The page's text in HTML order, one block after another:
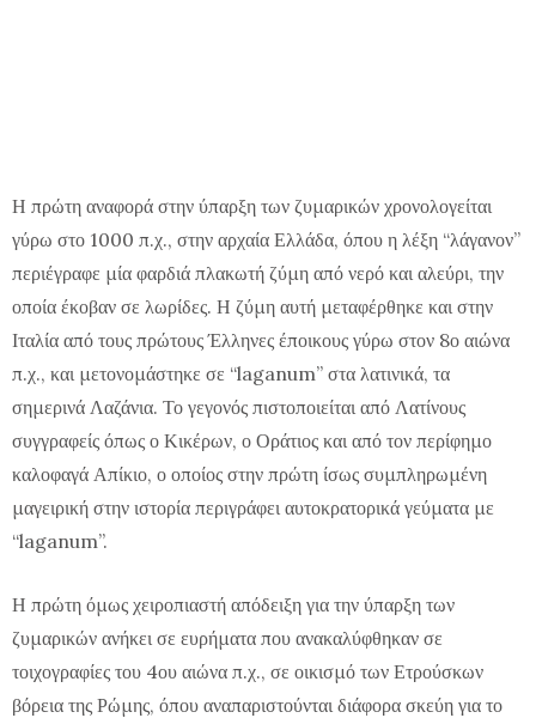
Η πρώτη αναφορά στην ύπαρξη των ζυμαρικών χρονολογείται
γύρω στο 1000 π.χ., στην αρχαία Ελλάδα, όπου η λέξη “λάγανον”
περιέγραφε μία φαρδιά πλακωτή ζύμη από νερό και αλεύρι, την
οποία έκοβαν σε λωρίδες. Η ζύμη αυτή μεταφέρθηκε και στην
Ιταλία από τους πρώτους Έλληνες έποικους γύρω στον 8ο αιώνα
π.χ., και μετονομάστηκε σε “laganum” στα λατινικά, τα
σημερινά Λαζάνια. Το γεγονός πιστοποιείται από Λατίνους
συγγραφείς όπως ο Κικέρων, ο Οράτιος και από τον περίφημο
καλοφαγά Απίκιο, ο οποίος στην πρώτη ίσως συμπληρωμένη
μαγειρική στην ιστορία περιγράφει αυτοκρατορικά γεύματα με
“laganum”.
Η πρώτη όμως χειροπιαστή απόδειξη για την ύπαρξη των
ζυμαρικών ανήκει σε ευρήματα που ανακαλύφθηκαν σε
τοιχογραφίες του 4ου αιώνα π.χ., σε οικισμό των Ετρούσκων
βόρεια της Ρώμης, όπου αναπαριστούνται διάφορα σκεύη για το